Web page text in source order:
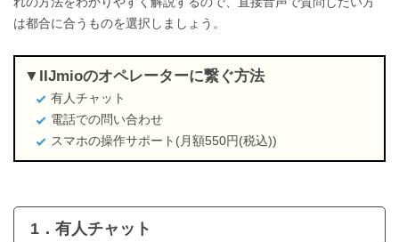
は都合に合うものを選択しましょう。
IIJmioのオペレーターに繋ぐ方法
有人チャット
電話での問い合わせ
スマホの操作サポート(月額550円(税込))
1．有人チャット